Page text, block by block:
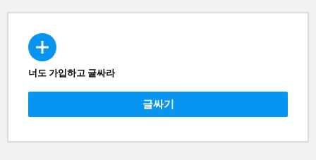
CREATE
너도 가입하고 글싸라
글싸기